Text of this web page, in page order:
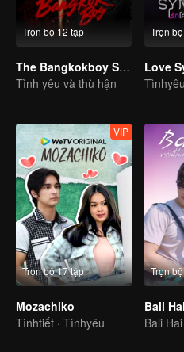
Trọn bộ 12 tập
The Bangkokboy Series
Tình yêu và thù hận
Trọn
Love
Tìnhyêu
Trọn bộ 17 tập
VIP
Mozachiko
Tìnhtiết · Tìnhyêu
Trọn
Bali Hai
Bali Hai